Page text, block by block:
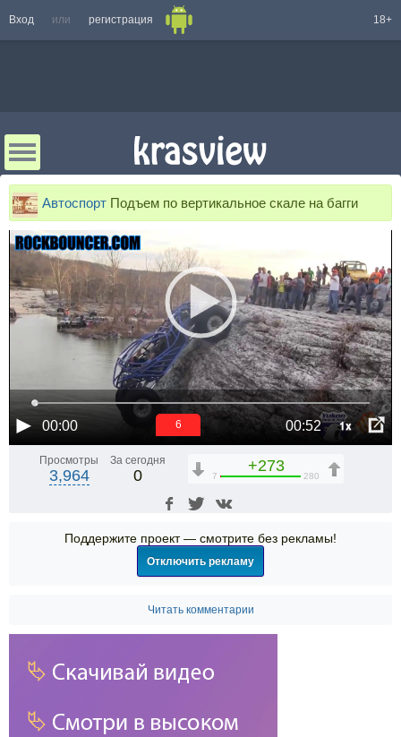
Вход или регистрация 18+
Автоспорт Подъем по вертикальное скале на багги
00:00 00:52 1x
6
Просмотры
3,964
За сегодня
0
+273
7 280
Поддержите проект — смотрите без рекламы!
Отключить рекламу
Читать комментарии